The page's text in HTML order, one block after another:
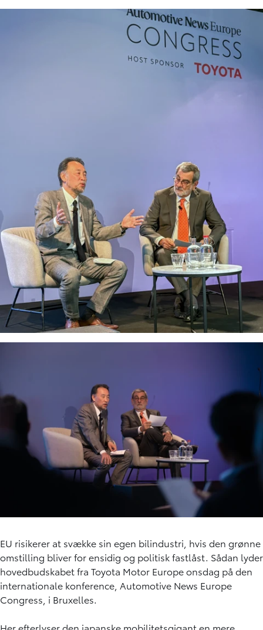
EU risikerer at svække sin egen bilindustri, hvis den grønne
omstilling bliver for ensidig og politisk fastlåst. Sådan lyder
hovedbudskabet fra Toyota Motor Europe onsdag på den
internationale konference, Automotive News Europe
Congress, i Bruxelles.